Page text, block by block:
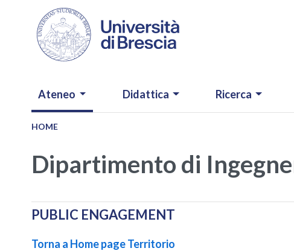
Salta al contenuto principale
NAVIGAZIONE PRINCIPALE
Ateneo Didattica Ricerca
HOME
Dipartimento di
PUBLIC ENGAGEMENT
Torna a Home page Territorio